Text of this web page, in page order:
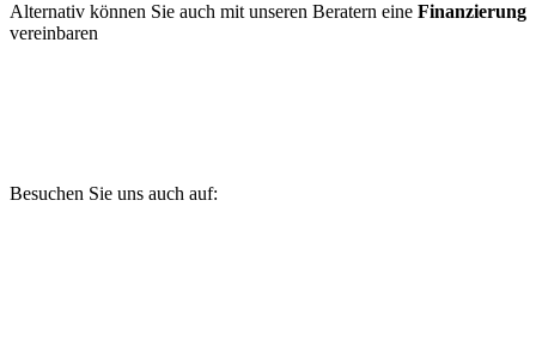
Alternativ können Sie auch mit unseren Beratern eine Finanzierung
vereinbaren
Besuchen Sie uns auch auf: